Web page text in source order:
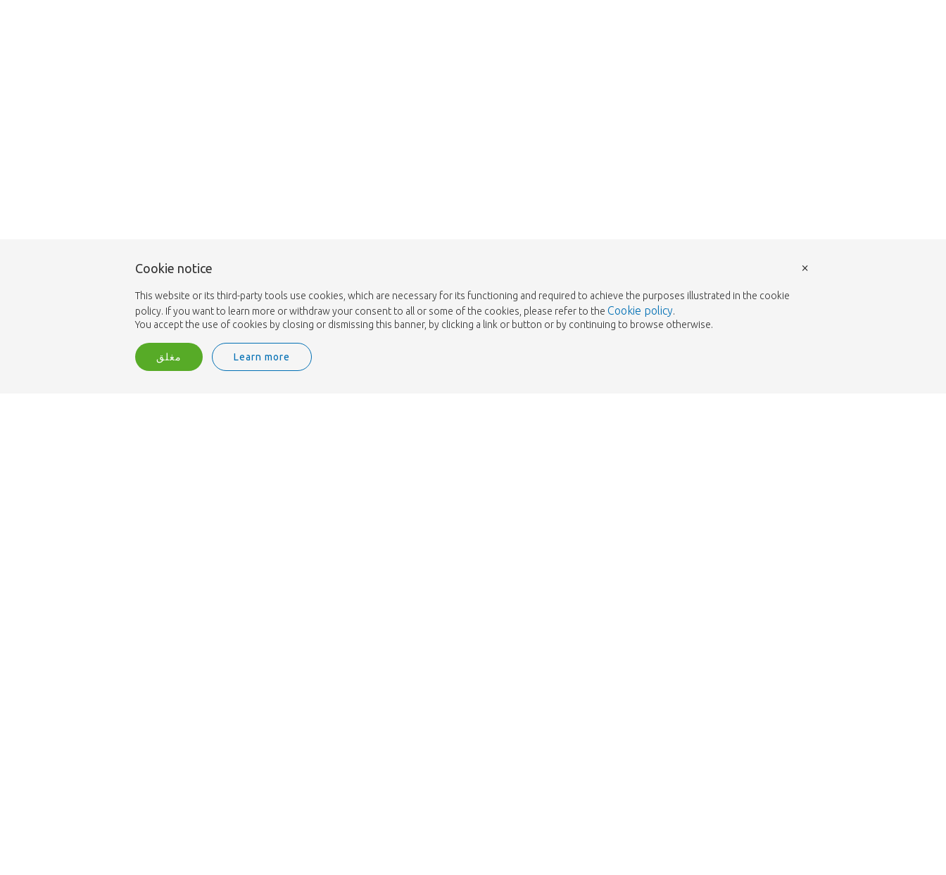
Cookie notice
This website or its third-party tools use cookies, which are necessary for its functioning and required to achieve the purposes illustrated in the cookie
policy. If you want to learn more or withdraw your consent to all or some of the cookies, please refer to the Cookie policy.
You accept the use of cookies by closing or dismissing this banner, by clicking a link or button or by continuing to browse otherwise.
مغلق Learn more
×